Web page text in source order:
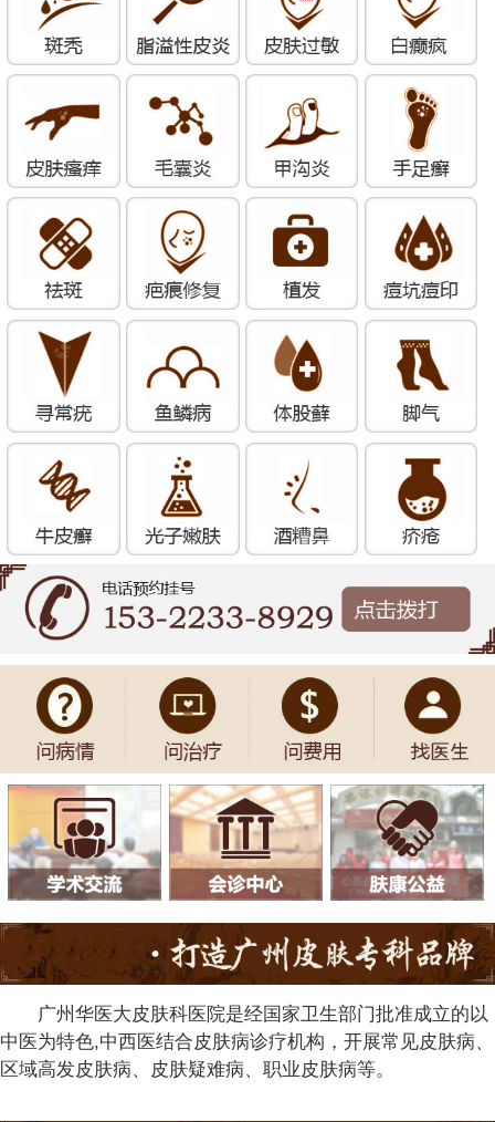
广州华医大皮肤科医院是经国家卫生部门批准成立的以
中医为特色,中西医结合皮肤病诊疗机构，开展常见皮肤病、
区域高发皮肤病、皮肤疑难病、职业皮肤病等。